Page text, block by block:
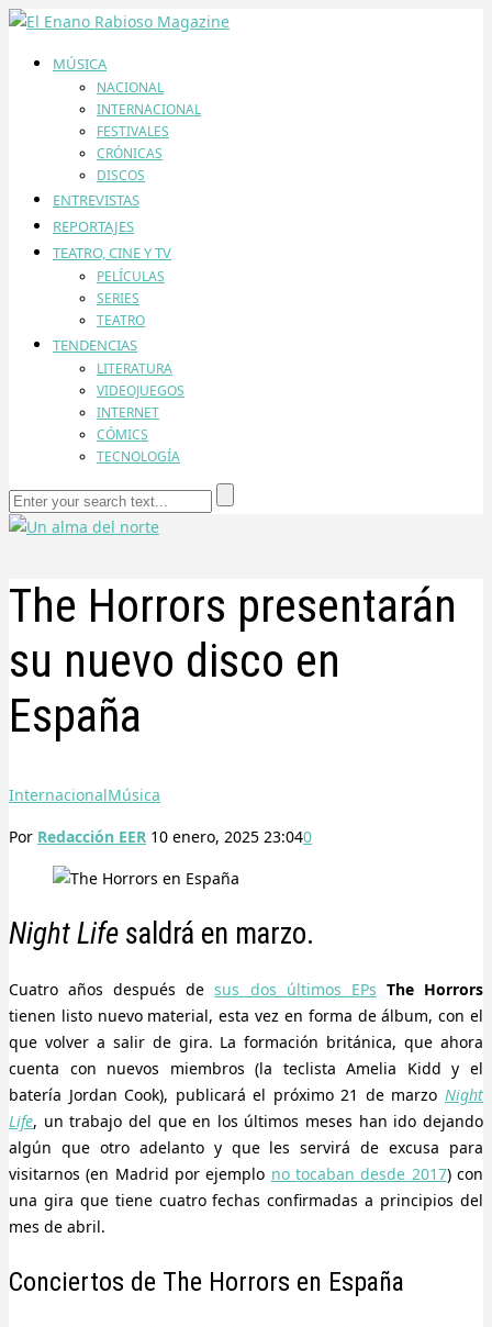
MÚSICA
NACIONAL
INTERNACIONAL
FESTIVALES
CRÓNICAS
DISCOS
ENTREVISTAS
REPORTAJES
TEATRO, CINE Y TV
PELÍCULAS
SERIES
TEATRO
TENDENCIAS
LITERATURA
VIDEOJUEGOS
INTERNET
CÓMICS
TECNOLOGÍA
The Horrors presentarán
su nuevo disco en
España
InternacionalMúsica
Por Redacción EER 10 enero, 2025 23:040
Night Life saldrá en marzo.
Cuatro años después desus dos últimos EPs The Horrors
tienen listo nuevo material, esta vez en forma de álbum, con el
que volver a salir de gira. La formación británica, que ahora
cuenta con nuevos miembros (la teclista Amelia Kidd y el
batería Jordan Cook), publicará el próximo 21 de marzo Night
Life, un trabajo del que en los últimos meses han ido dejando
algún que otro adelanto y que les servirá de excusa para
visitarnos (en Madrid por ejemplo no tocaban desde 2017) con
una gira que tiene cuatro fechas confirmadas a principios del
mes de abril.
Conciertos de The Horrors en España